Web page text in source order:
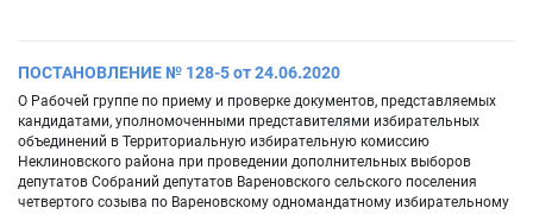
ПОСТАНОВЛЕНИЕ № 128-5 от 24.06.2020
О Рабочей группе по приему и проверке документов, представляемых
кандидатами, уполномоченными представителями избирательных
объединений в Территориальную избирательную комиссию
Неклиновского района при проведении дополнительных выборов
депутатов Собраний депутатов Вареновского сельского поселения
четвертого созыва по Вареновскому одномандатному избирательному